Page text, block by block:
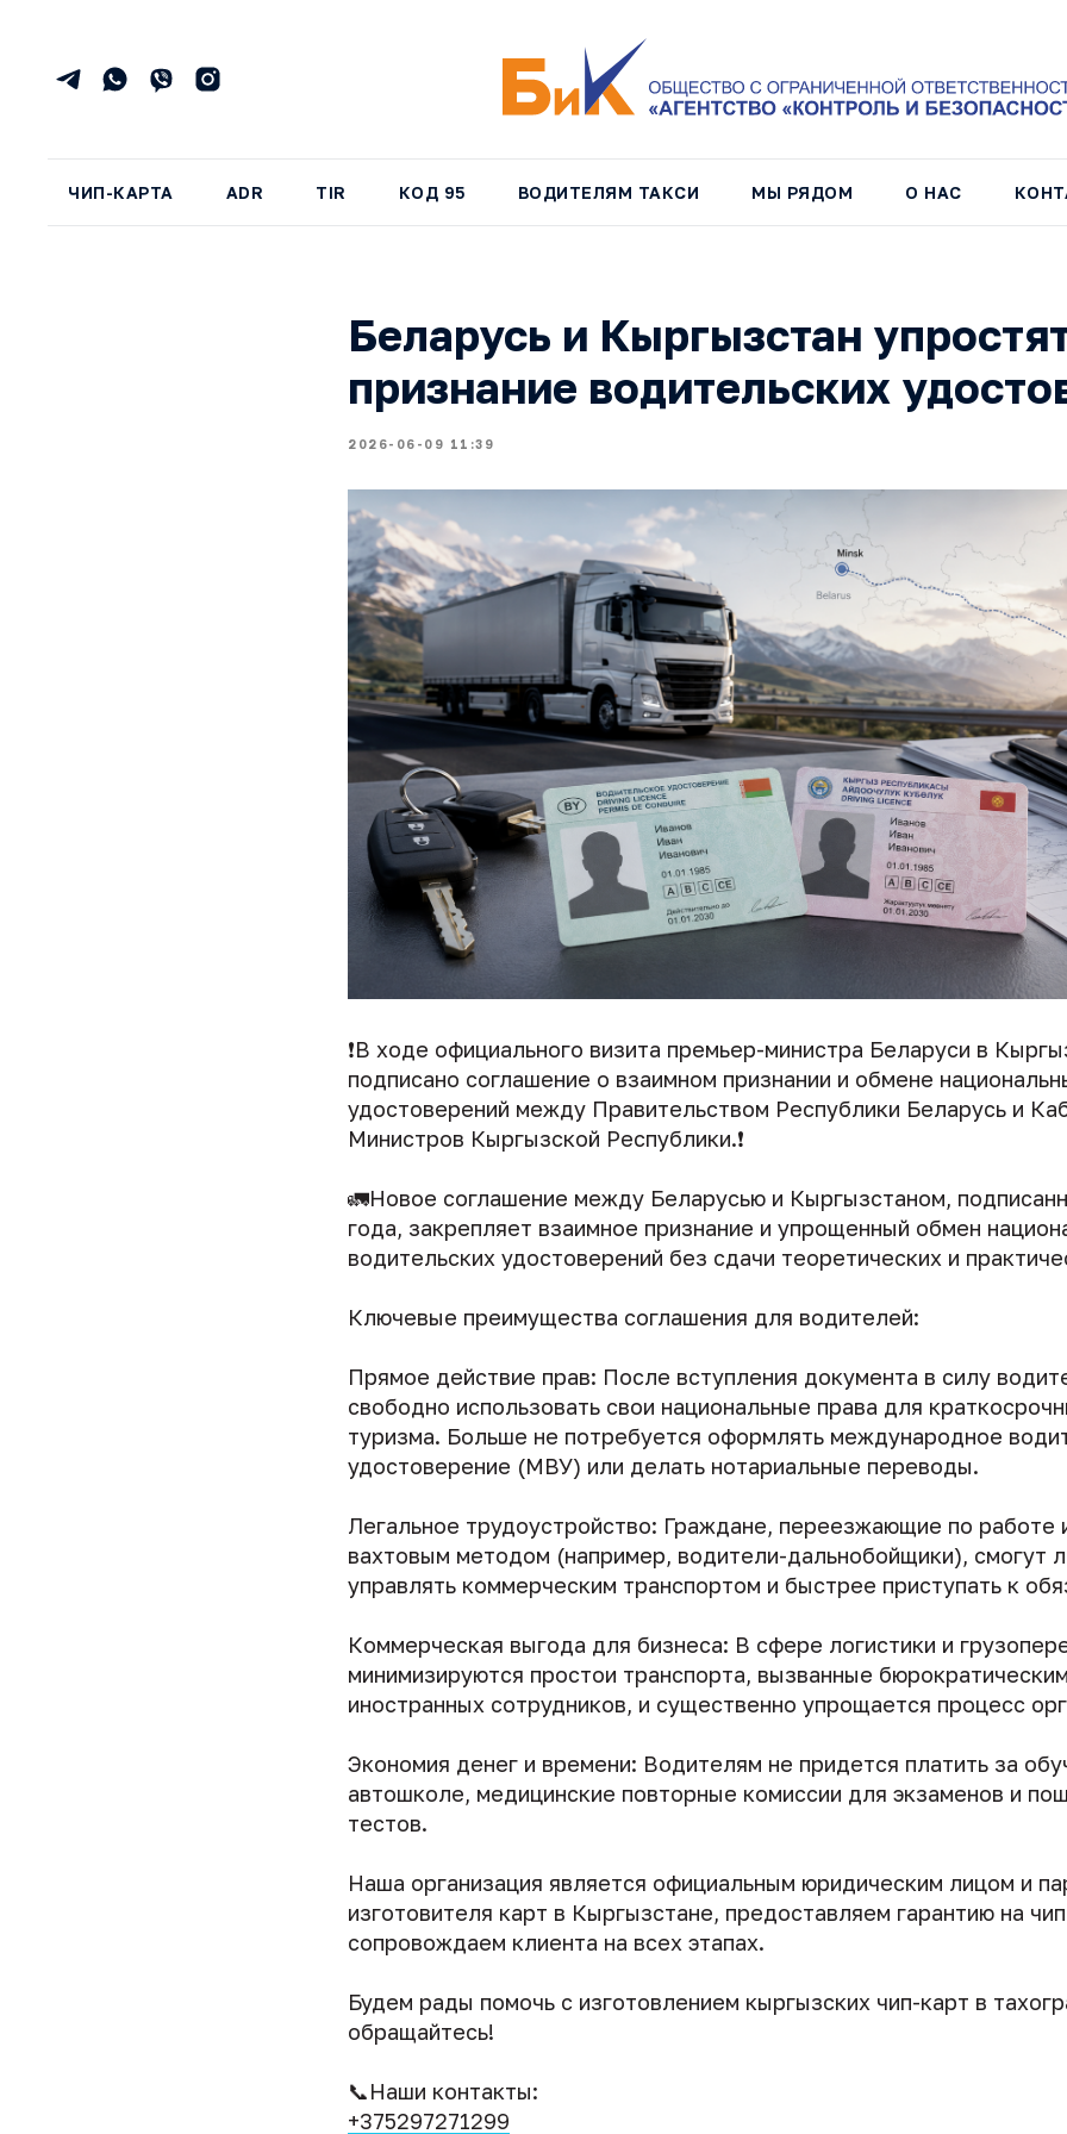
ЧИП-КАРТА ADR TIR КОД 95 ВОДИТЕЛЯМ ТАКСИ МЫ РЯДОМ О НАС
Беларусь и Кыргызстан
признание водительских
2026-06-09 11:39
❗️В ходе официального визита премьер-министра Беларуси в
подписано соглашение о взаимном признании и обмене
удостоверений между Правительством Республики Беларусь и
Министров Кыргызской Республики.❗️
🚛Новое соглашение между Беларусью и Кыргызстаном,
года, закрепляет взаимное признание и упрощенный обмен
водительских удостоверений без сдачи теоретических и
Ключевые преимущества соглашения для водителей:
Прямое действие прав: После вступления документа в силу
свободно использовать свои национальные права для
туризма. Больше не потребуется оформлять международное
удостоверение (МВУ) или делать нотариальные переводы.
Легальное трудоустройство: Граждане, переезжающие по работе
вахтовым методом (например, водители-дальнобойщики), смогут
управлять коммерческим транспортом и быстрее приступать к
Коммерческая выгода для бизнеса: В сфере логистики и
минимизируются простои транспорта, вызванные
иностранных сотрудников, и существенно упрощается процесс
Экономия денег и времени: Водителям не придется платить за
автошколе, медицинские повторные комиссии для экзаменов и
тестов.
Наша организация является официальным юридическим лицом и
изготовителя карт в Кыргызстане, предоставляем гарантию на
сопровождаем клиента на всех этапах.
Будем рады помочь с изготовлением кыргызских чип-карт в
обращайтесь!
📞Наши контакты:
+375297271299